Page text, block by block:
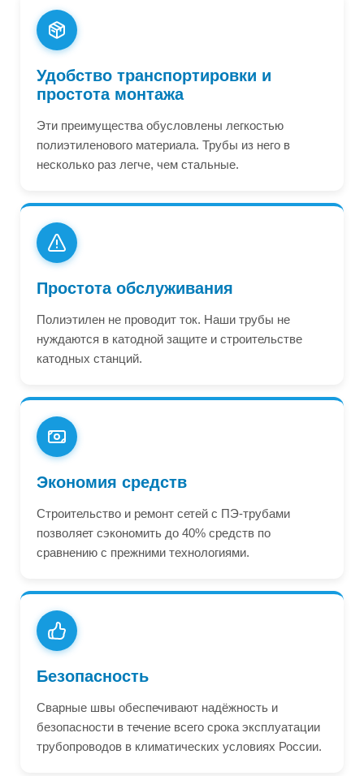
Удобство транспортировки и
простота монтажа
Эти преимущества обусловлены легкостью
полиэтиленового материала. Трубы из него в
несколько раз легче, чем стальные.
Простота обслуживания
Полиэтилен не проводит ток. Наши трубы не
нуждаются в катодной защите и строительстве
катодных станций.
Экономия средств
Строительство и ремонт сетей с ПЭ-трубами
позволяет сэкономить до 40% средств по
сравнению с прежними технологиями.
Безопасность
Сварные швы обеспечивают надёжность и
безопасности в течение всего срока эксплуатации
трубопроводов в климатических условиях России.